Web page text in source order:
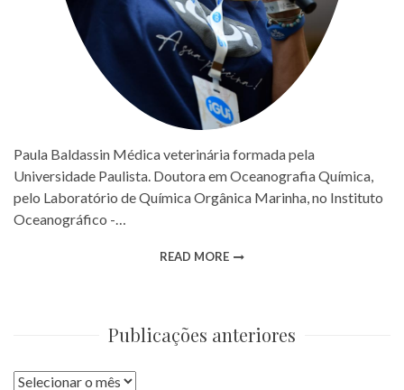
Paula Baldassin Médica veterinária formada pela
Universidade Paulista. Doutora em Oceanografia Química,
pelo Laboratório de Química Orgânica Marinha, no Instituto
Oceanográfico -…
READ MORE
Publicações anteriores
Publicações